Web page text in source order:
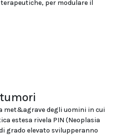
per modulare il
met&agrave degli uomini in cui
estesa rivela PIN (Neoplasia
grado elevato svilupperanno